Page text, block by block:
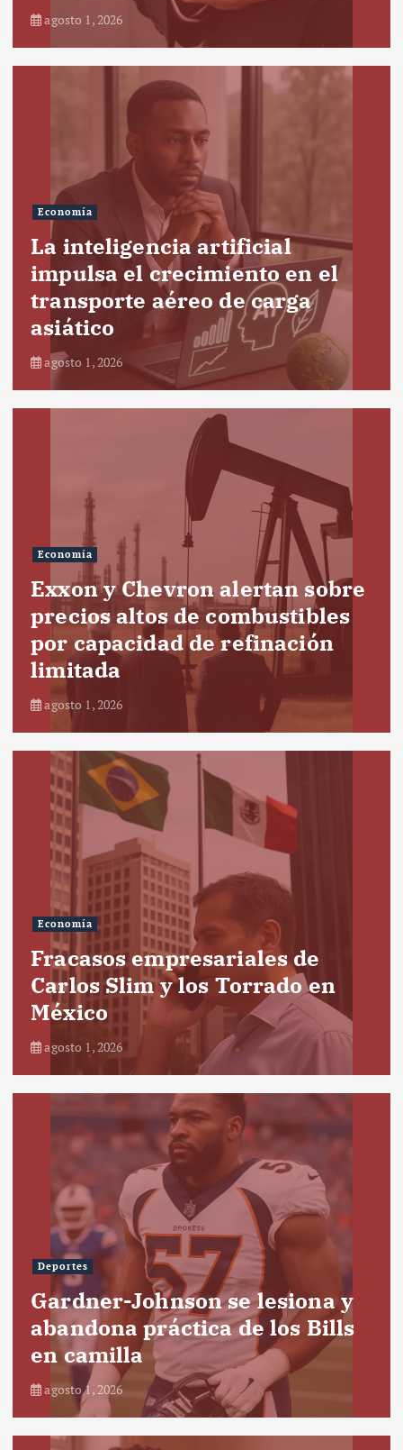
agosto 1, 2026
Economía
La inteligencia artificial
impulsa el crecimiento en el
transporte aéreo de carga
asiático
agosto 1, 2026
Economía
Exxon y Chevron alertan sobre
precios altos de combustibles
por capacidad de refinación
limitada
agosto 1, 2026
Economía
Fracasos empresariales de
Carlos Slim y los Torrado en
México
agosto 1, 2026
Deportes
Gardner-Johnson se lesiona y
abandona práctica de los Bills
en camilla
agosto 1, 2026